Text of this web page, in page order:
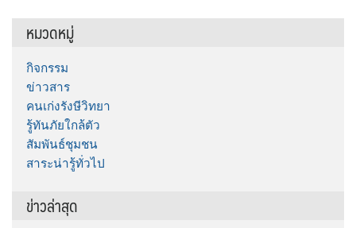
หมวดหมู่
กิจกรรม
ข่าวสาร
คนเก่งรังษีวิทยา
รู้ทันภัยใกล้ตัว
สัมพันธ์ชุมชน
สาระน่ารู้ทั่วไป
ข่าวล่าสุด